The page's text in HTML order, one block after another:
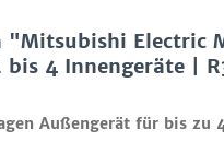
Electric
4 Innengeräte |
Außengerät für bis zu